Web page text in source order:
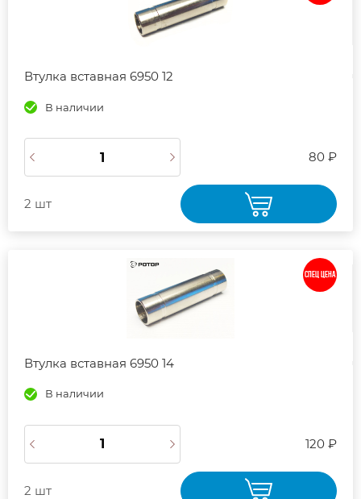
Втулка вставная 6950 12
В наличии
80 ₽
2 шт
СПЕЦ ЦЕНА
Втулка вставная 6950 14
В наличии
120 ₽
2 шт